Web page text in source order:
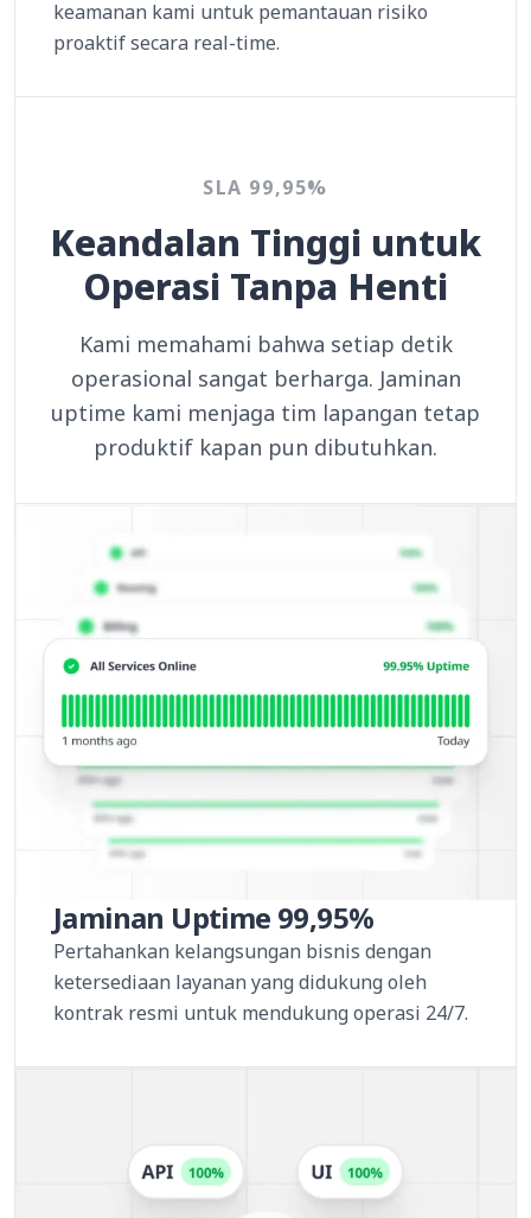
keamanan kami untuk pemantauan risiko
proaktif secara real-time.
SLA 99,95%
Keandalan Tinggi untuk
Operasi Tanpa Henti
Kami memahami bahwa setiap detik
operasional sangat berharga. Jaminan
uptime kami menjaga tim lapangan tetap
produktif kapan pun dibutuhkan.
Jaminan Uptime 99,95%
Pertahankan kelangsungan bisnis dengan
ketersediaan layanan yang didukung oleh
kontrak resmi untuk mendukung operasi 24/7.